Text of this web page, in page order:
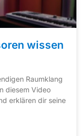
wissen
Raumklang
diesem Video
erklären dir seine